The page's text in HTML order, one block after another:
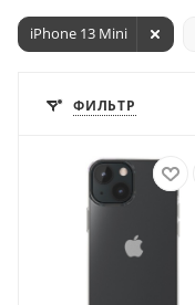
iPhone 13 Mini
ФИЛЬТР